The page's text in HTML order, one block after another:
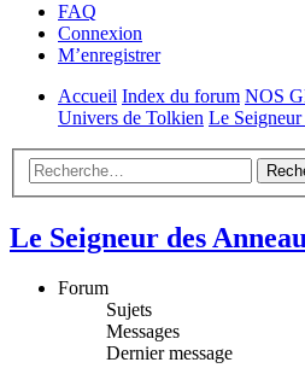
FAQ
Connexion
M’enregistrer
Accueil Index du forum NOS
Univers de Tolkien Le
Le Seigneur des
Forum
Sujets
Messages
Dernier message